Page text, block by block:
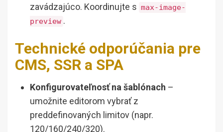
zavádzajúco. Koordinujte s max-image-
preview .
Technické odporúčania pre
CMS, SSR a SPA
Konfigurovateľnosť na šablónach –
umožnite editorom vybrať z
preddefinovaných limitov (napr.
120/160/240/320).